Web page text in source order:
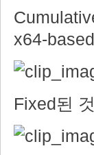
x64-
Fixed된